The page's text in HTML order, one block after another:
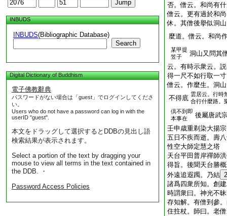
INBUDS
INBUDS(Bibliographic Database)
Search
Digital Dictionary of Buddhism
電子佛教辭典
パスワードがない場合は「guest」でログインしてくださ
い。
Users who do not have a password can log in with the
userID "guest".
本文をドラッグして選択するとDDBの見出し語
検索結果が表示されます。
Select a portion of the text by dragging your
mouse to view all terms in the text contained in
the DDB. ・
Password Access Policies
否。僧云。和尚有
僧云。更有過於和
休。其僧後擧似洞
麼道。僧云。和尚
某甲提
笠子
洞山又問其
云。有時示衆云。
得一尺不如行取一
僧云。作麼生。洞
不得底 雲居云。行時
合行什麼路。
倶不到即
本事在
後屬唐武
壬申歳重剃染大揚
五日不疾而逝。壽
性空大師定慧之塔
天台平田普岸禪師
得旨。後聞天台勝
外遠追遐躅。乃結 2
諸爲四衆所知。創
時謂衆曰。神光不
存知解。有僧到參
住拄杖。師曰。老